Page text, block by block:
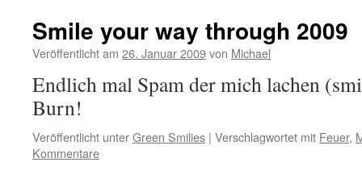
Smile your way through 2009
Veröffentlicht am 26. Januar 2009von Michael
Endlich mal Spam der mich lachen
Burn!
Veröffentlicht unterGreen Smilies | Verschlagwortet mit Feuer,
Kommentare